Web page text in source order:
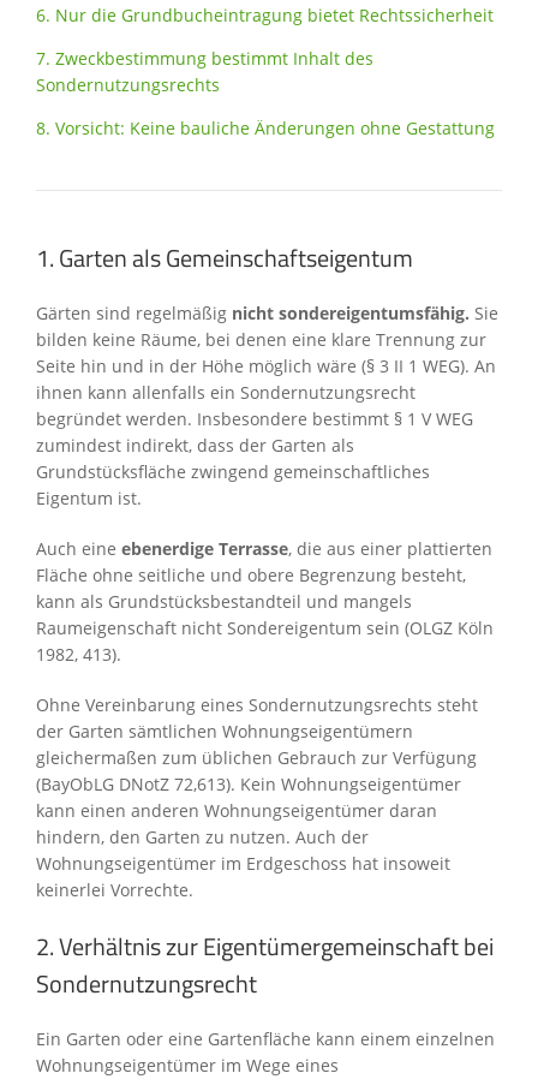
6. Nur die Grundbucheintragung bietet Rechtssicherheit
7. Zweckbestimmung bestimmt Inhalt des
Sondernutzungsrechts
8. Vorsicht: Keine bauliche Änderungen ohne Gestattung
1. Garten als Gemeinschaftseigentum
Gärten sind regelmäßig nicht sondereigentumsfähig. Sie
bilden keine Räume, bei denen eine klare Trennung zur
Seite hin und in der Höhe möglich wäre (§ 3 II 1 WEG). An
ihnen kann allenfalls ein Sondernutzungsrecht
begründet werden. Insbesondere bestimmt § 1 V WEG
zumindest indirekt, dass der Garten als
Grundstücksfläche zwingend gemeinschaftliches
Eigentum ist.
Auch eine ebenerdige Terrasse, die aus einer plattierten
Fläche ohne seitliche und obere Begrenzung besteht,
kann als Grundstücksbestandteil und mangels
Raumeigenschaft nicht Sondereigentum sein (OLGZ Köln
1982, 413).
Ohne Vereinbarung eines Sondernutzungsrechts steht
der Garten sämtlichen Wohnungseigentümern
gleichermaßen zum üblichen Gebrauch zur Verfügung
(BayObLG DNotZ 72,613). Kein Wohnungseigentümer
kann einen anderen Wohnungseigentümer daran
hindern, den Garten zu nutzen. Auch der
Wohnungseigentümer im Erdgeschoss hat insoweit
keinerlei Vorrechte.
2. Verhältnis zur Eigentümergemeinschaft bei
Sondernutzungsrecht
Ein Garten oder eine Gartenfläche kann einem einzelnen
Wohnungseigentümer im Wege eines